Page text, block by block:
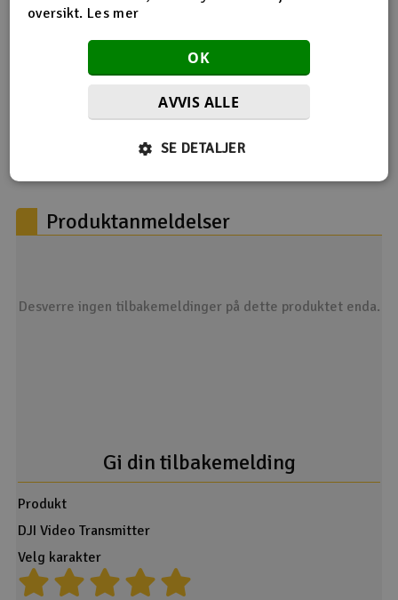
Produktanmeldelser
Desverre ingen tilbakemeldinger på dette produktet enda.
Gi din tilbakemelding
Produkt
DJI Video Transmitter
Velg karakter
oversikt. Les mer
OK
AVVIS ALLE
SE DETALJER